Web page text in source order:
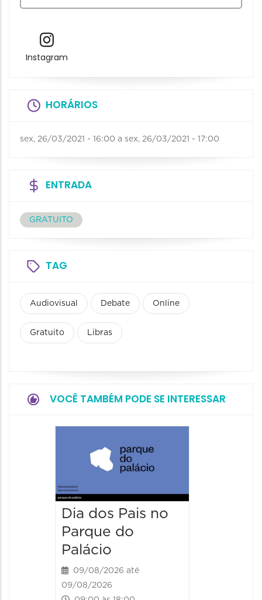
Instagram
HORÁRIOS
sex, 26/03/2021 - 16:00 a sex, 26/03/2021 - 17:00
ENTRADA
GRATUITO
TAG
Audiovisual Debate Online
Gratuito Libras
VOCÊ TAMBÉM PODE SE INTERESSAR
Dia dos Pais no
Parque do
Palácio
09/08/2026 até
09/08/2026